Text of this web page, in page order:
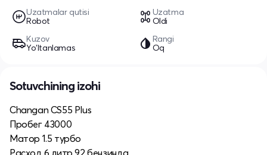
Uzatmalar qutisi
Robot
Uzatma
Oldi
Kuzov
Yo‘ltanlamas
Rangi
Oq
Sotuvchining izohi
Changan CS55 Plus
Пробег 43000
Матор 1.5 турбо
Расход 6 литр 92 бензинда